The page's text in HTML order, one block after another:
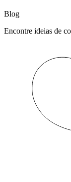
Blog
Encontre ideias de